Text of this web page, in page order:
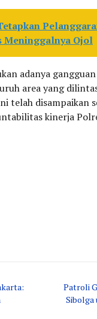
Meninggalnya Ojol
adanya
area yang
telah disampaikan
kinerja
Patroli
Sibolga